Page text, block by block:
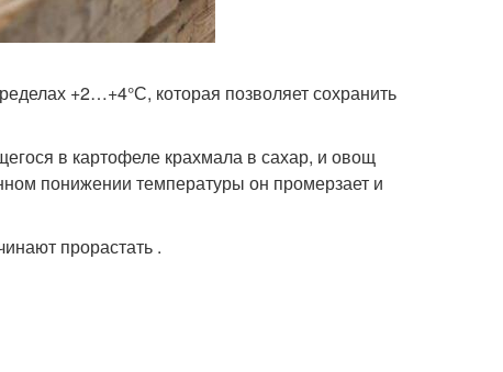
+2…+4°С, которая позволяет сохранить
в картофеле крахмала в сахар, и овощ
понижении температуры он промерзает и
прорастать .